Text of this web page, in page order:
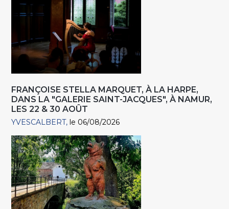
FRANÇOISE STELLA MARQUET, À LA HARPE,
DANS LA "GALERIE SAINT-JACQUES", À NAMUR,
LES 22 & 30 AOÛT
YVESCALBERT le 06/08/2026